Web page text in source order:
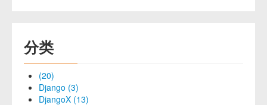
分类
(20)
Django (3)
DjangoX (13)